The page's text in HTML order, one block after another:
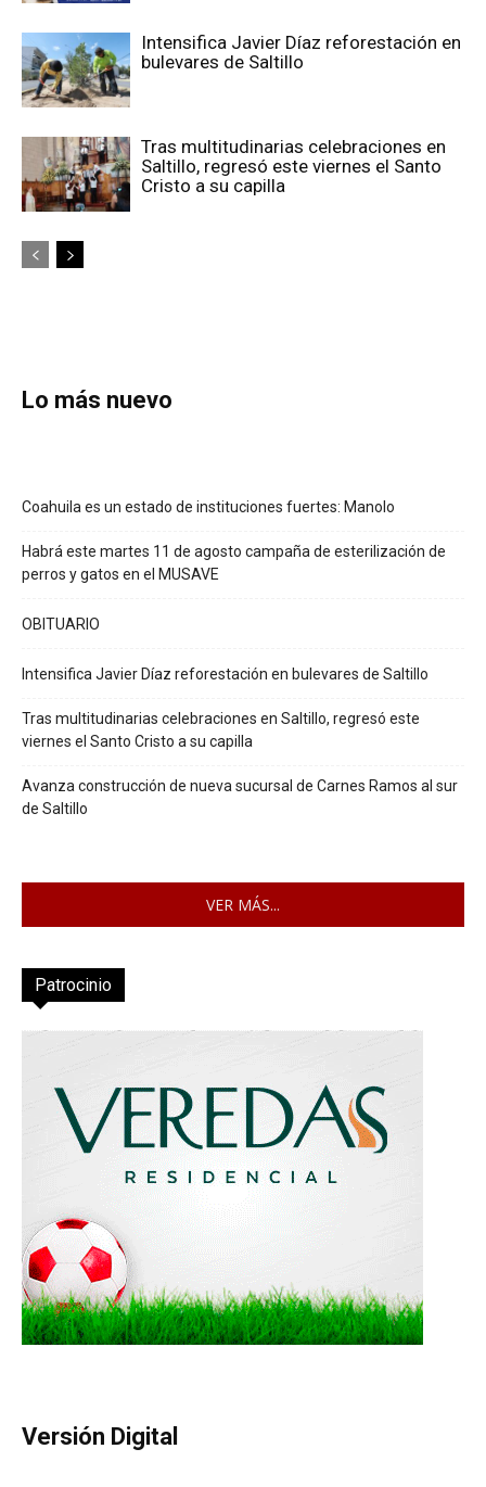
Intensifica Javier Díaz reforestación en
bulevares de Saltillo
Tras multitudinarias celebraciones en
Saltillo, regresó este viernes el Santo
Cristo a su capilla
Lo más nuevo
Coahuila es un estado de instituciones fuertes: Manolo
Habrá este martes 11 de agosto campaña de esterilización de
perros y gatos en el MUSAVE
OBITUARIO
Intensifica Javier Díaz reforestación en bulevares de Saltillo
Tras multitudinarias celebraciones en Saltillo, regresó este
viernes el Santo Cristo a su capilla
Avanza construcción de nueva sucursal de Carnes Ramos al sur
de Saltillo
VER MÁS...
Patrocinio
Versión Digital